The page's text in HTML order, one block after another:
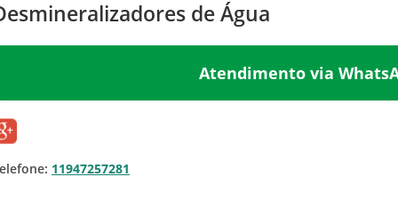
de Água
Atendimento via
11947257281